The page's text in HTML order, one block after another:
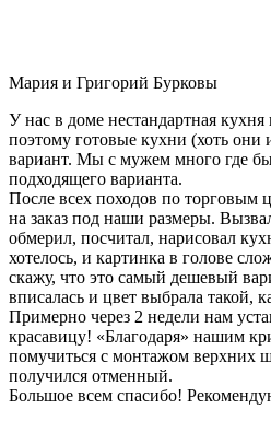
Мария и Григорий Бурковы
У нас в доме нестандартная кухня
поэтому готовые кухни (хоть
вариант. Мы с мужем много где
подходящего варианта.
После всех походов по торговым
на заказ под наши размеры.
обмерил, посчитал, нарисовал
хотелось, и картинка в голове
скажу, что это самый дешевый
вписалась и цвет выбрала такой,
Примерно через 2 недели нам
красавицу! «Благодаря» нашим
помучиться с монтажом верхних
получился отменный.
Большое всем спасибо!